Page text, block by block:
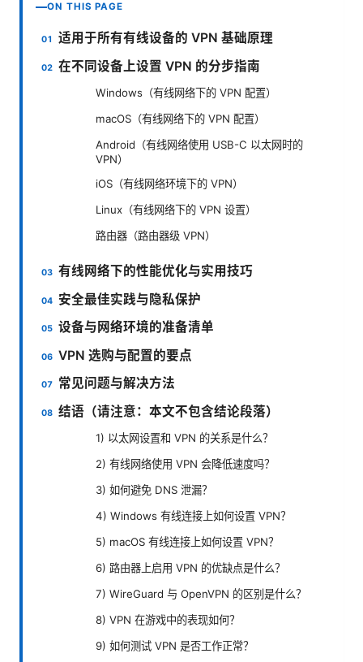
ON THIS PAGE
适用于所有有线设备的 VPN 基础原理
在不同设备上设置 VPN 的分步指南
Windows（有线网络下的 VPN 配置）
macOS（有线网络下的 VPN 配置）
Android（有线网络使用 USB-C 以太网时的
VPN）
iOS（有线网络环境下的 VPN）
Linux（有线网络下的 VPN 设置）
路由器（路由器级 VPN）
有线网络下的性能优化与实用技巧
安全最佳实践与隐私保护
设备与网络环境的准备清单
VPN 选购与配置的要点
常见问题与解决方法
结语（请注意：本文不包含结论段落）
1) 以太网设置和 VPN 的关系是什么？
2) 有线网络使用 VPN 会降低速度吗？
3) 如何避免 DNS 泄漏？
4) Windows 有线连接上如何设置 VPN？
5) macOS 有线连接上如何设置 VPN？
6) 路由器上启用 VPN 的优缺点是什么？
7) WireGuard 与 OpenVPN 的区别是什么？
8) VPN 在游戏中的表现如何？
9) 如何测试 VPN 是否工作正常？